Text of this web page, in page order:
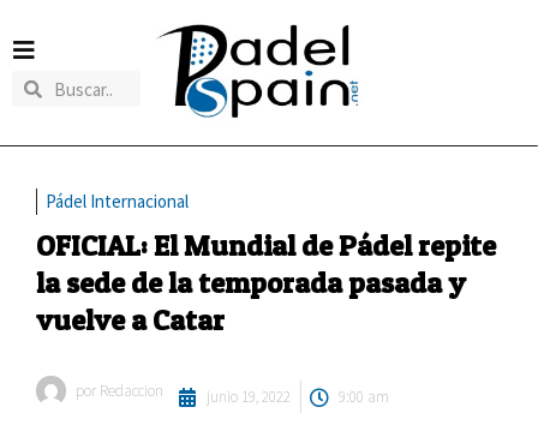
Pádel Internacional
OFICIAL: El Mundial de Pádel repite
la sede de la temporada pasada y
vuelve a Catar
por Redaccion junio 19, 2022 9:00 am